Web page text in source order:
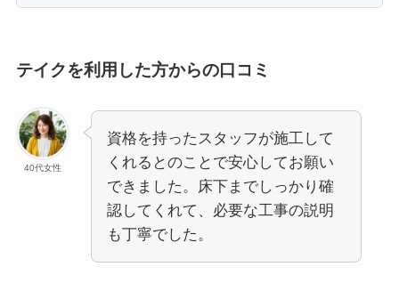
テイクを利用した方からの口コミ
40代女性
資格を持ったスタッフが施工して
くれるとのことで安心してお願い
できました。床下までしっかり確
認してくれて、必要な工事の説明
も丁寧でした。